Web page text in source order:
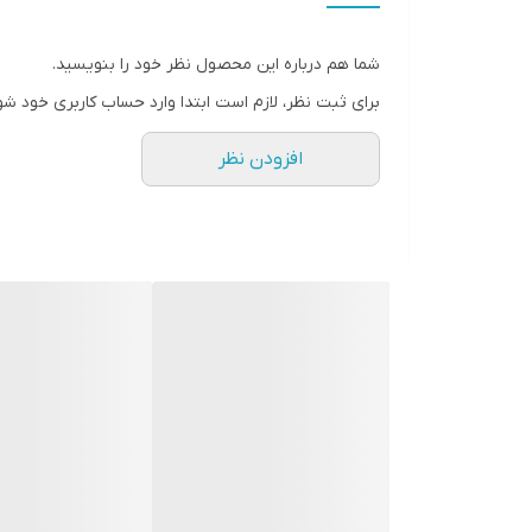
شما هم درباره این محصول نظر خود را بنویسید.
برای ثبت نظر، لازم است ابتدا وارد حساب کاربری خود
افزودن نظر